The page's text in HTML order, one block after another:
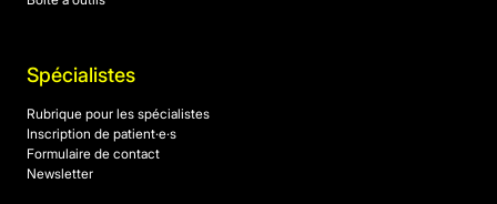
Spécialistes
Rubrique pour les spécialistes
Inscription de patient·e·s
Formulaire de contact
Newsletter